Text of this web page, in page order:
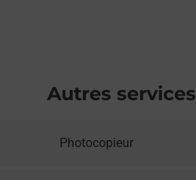
Autres services
Photocopieur